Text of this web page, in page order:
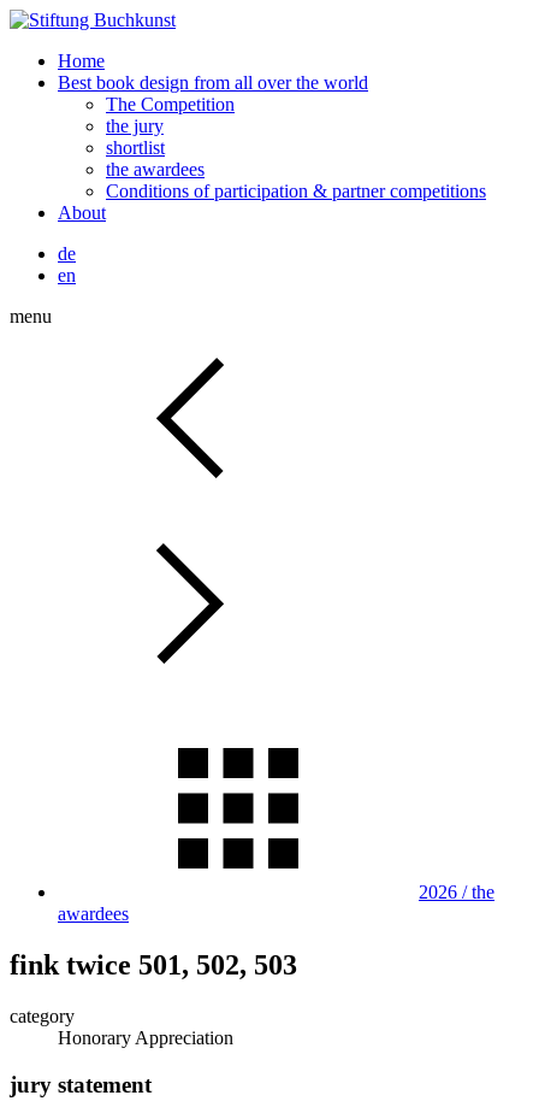
Home
Best book design from all over the world
The Competition
the jury
shortlist
the awardees
Conditions of participation & partner competitions
About
de
en
menu
2026 / the
awardees
fink twice 501, 502, 503
category
Honorary Appreciation
jury statement